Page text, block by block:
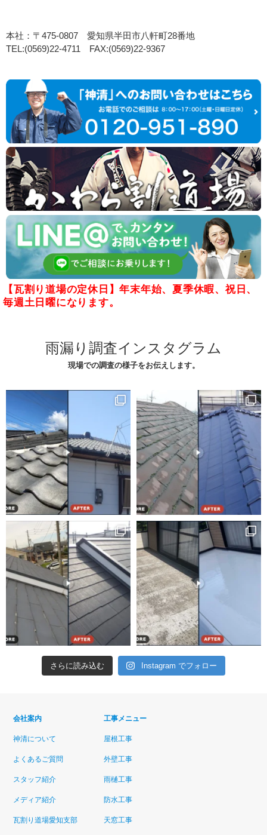
本社：〒475-0807 愛知県半田市八軒町28番地
TEL:(0569)22-4711 FAX:(0569)22-9367
【瓦割り道場の定休日】年末年始、夏季休暇、祝日、
毎週土日曜になります。
雨漏り調査インスタグラム
現場での調査の様子をお伝えします。
さらに読み込む Instagram でフォロー
会社案内
神清について
よくあるご質問
スタッフ紹介
メディア紹介
瓦割り道場愛知支部
工事メニュー
屋根工事
外壁工事
雨樋工事
防水工事
天窓工事